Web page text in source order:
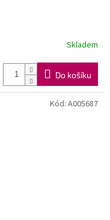
Skladem
Do košíku
Kód: A005687